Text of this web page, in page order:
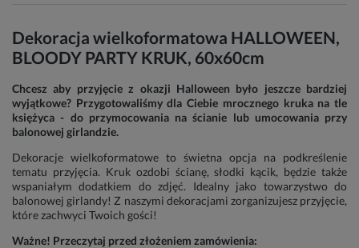
Dekoracja wielkoformatowa HALLOWEEN,
BLOODY PARTY KRUK, 60x60cm
Chcesz aby przyjęcie z okazji Halloween było jeszcze bardziej
wyjątkowe? Przygotowaliśmy dla Ciebie mrocznego kruka na tle
księżyca - do przymocowania na ścianie lub umocowania przy
balonowej girlandzie.
Dekoracje wielkoformatowe to świetna opcja na podkreślenie
tematu przyjęcia. Kruk ozdobi ścianę, słodki kącik, będzie także
wspaniałym dodatkiem do zdjęć. Idealny jako towarzystwo do
balonowej girlandy! Z naszymi dekoracjami zorganizujesz przyjęcie,
które zachwyci Twoich gości!
Ważne! Przeczytaj przed złożeniem zamówienia: